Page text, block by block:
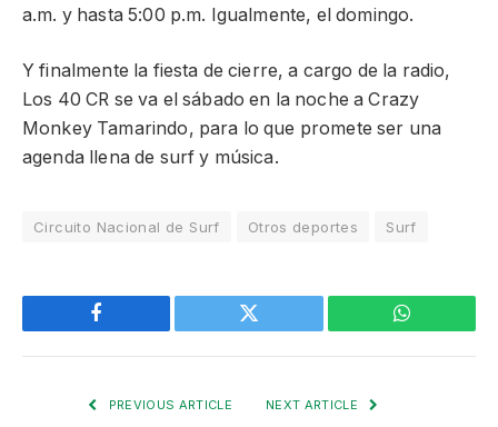
a.m. y hasta 5:00 p.m. Igualmente, el domingo.
Y finalmente la fiesta de cierre, a cargo de la radio,
Los 40 CR se va el sábado en la noche a Crazy
Monkey Tamarindo, para lo que promete ser una
agenda llena de surf y música.
Circuito Nacional de Surf Otros deportes Surf
Facebook Twitter WhatsApp
PREVIOUS ARTICLE NEXT ARTICLE